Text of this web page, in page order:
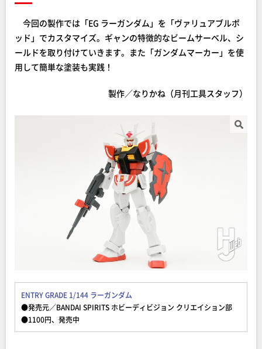
今回の製作では「EG ラーガンダム」を「ヴァリュアブルポ
ッド」でカスタマイズ。ギャンの特徴的なビームサーベル、シ
ールドを取り付けていきます。また「ガンダムマーカー」を使
用して簡単な塗装も実践！
製作／なりかね（月刊工具スタッフ）
ENTRY GRADE 1/144 ラーガンダム
●発売元／BANDAI SPIRITS ホビーディビジョン クリエイション部
●1100円、発売中